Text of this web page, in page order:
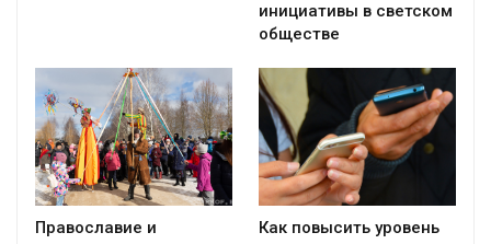
инициативы в светском
обществе
Православие и
Как повысить уровень